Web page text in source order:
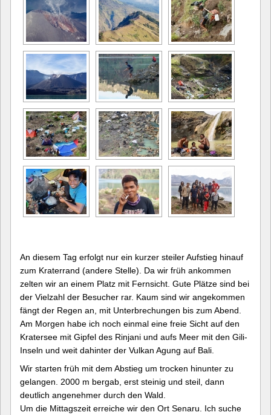
An diesem Tag erfolgt nur ein kurzer steiler Aufstieg hinauf
zum Kraterrand (andere Stelle). Da wir früh ankommen
zelten wir an einem Platz mit Fernsicht. Gute Plätze sind bei
der Vielzahl der Besucher rar. Kaum sind wir angekommen
fängt der Regen an, mit Unterbrechungen bis zum Abend.
Am Morgen habe ich noch einmal eine freie Sicht auf den
Kratersee mit Gipfel des Rinjani und aufs Meer mit den Gili-
Inseln und weit dahinter der Vulkan Agung auf Bali.
Wir starten früh mit dem Abstieg um trocken hinunter zu
gelangen. 2000 m bergab, erst steinig und steil, dann
deutlich angenehmer durch den Wald.
Um die Mittagszeit erreiche wir den Ort Senaru. Ich suche